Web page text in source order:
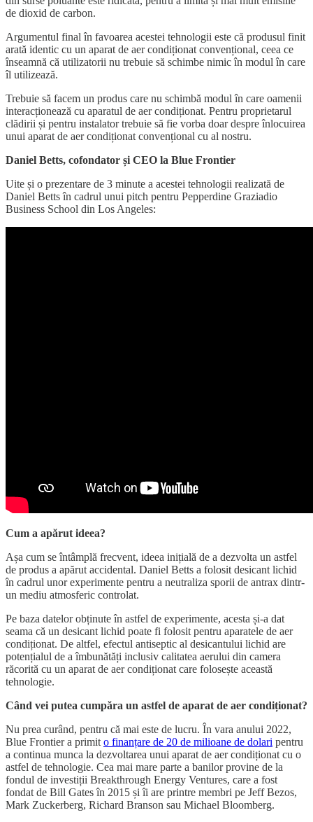
de dioxid de carbon.
Argumentul final în favoarea acestei tehnologii este că produsul finit
arată identic cu un aparat de aer condiționat convențional, ceea ce
înseamnă că utilizatorii nu trebuie să schimbe nimic în modul în care
îl utilizează.
Trebuie să facem un produs care nu schimbă modul în care oamenii
interacționează cu aparatul de aer condiționat. Pentru proprietarul
clădirii și pentru instalator trebuie să fie vorba doar despre înlocuirea
unui aparat de aer condiționat convențional cu al nostru.
Daniel Betts, cofondator și CEO la Blue Frontier
Uite și o prezentare de 3 minute a acestei tehnologii realizată de
Daniel Betts în cadrul unui pitch pentru Pepperdine Graziadio
Business School din Los Angeles:
Cum a apărut ideea?
Așa cum se întâmplă frecvent, ideea inițială de a dezvolta un astfel
de produs a apărut accidental. Daniel Betts a folosit desicant lichid
în cadrul unor experimente pentru a neutraliza sporii de antrax dintr-
un mediu atmosferic controlat.
Pe baza datelor obținute în astfel de experimente, acesta și-a dat
seama că un desicant lichid poate fi folosit pentru aparatele de aer
condiționat. De altfel, efectul antiseptic al desicantului lichid are
potențialul de a îmbunătăți inclusiv calitatea aerului din camera
răcorită cu un aparat de aer condiționat care folosește această
tehnologie.
Când vei putea cumpăra un astfel de aparat de aer condiționat?
Nu prea curând, pentru că mai este de lucru. În vara anului 2022,
Blue Frontier a primit o finanțare de 20 de milioane de dolari pentru
a continua munca la dezvoltarea unui aparat de aer condiționat cu o
astfel de tehnologie. Cea mai mare parte a banilor provine de la
fondul de investiții Breakthrough Energy Ventures, care a fost
fondat de Bill Gates în 2015 și îi are printre membri pe Jeff Bezos,
Mark Zuckerberg, Richard Branson sau Michael Bloomberg.